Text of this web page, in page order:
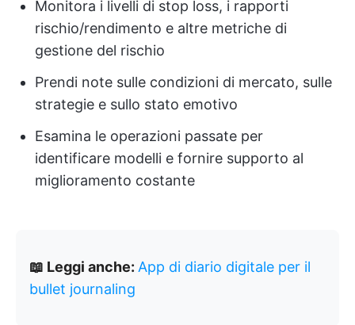
Monitora i livelli di stop loss, i rapporti
rischio/rendimento e altre metriche di
gestione del rischio
Prendi note sulle condizioni di mercato, sulle
strategie e sullo stato emotivo
Esamina le operazioni passate per
identificare modelli e fornire supporto al
miglioramento costante
📖 Leggi anche: App di diario digitale per il
bullet journaling